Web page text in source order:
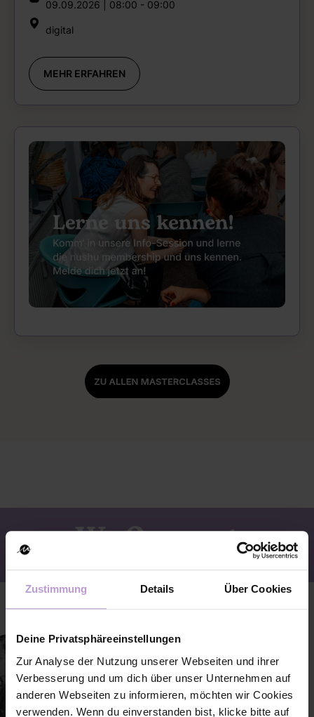
Zustimmung Details Über Cookies
Deine Privatsphäreeinstellungen
Zur Analyse der Nutzung unserer Webseiten und ihrer
Verbesserung und um dich über unser Unternehmen auf
anderen Webseiten zu informieren, möchten wir Cookies
verwenden. Wenn du einverstanden bist, klicke bitte auf
09.09.2026 | 08:00 - 09:00
digital
MEHR ERFAHREN
We Connect